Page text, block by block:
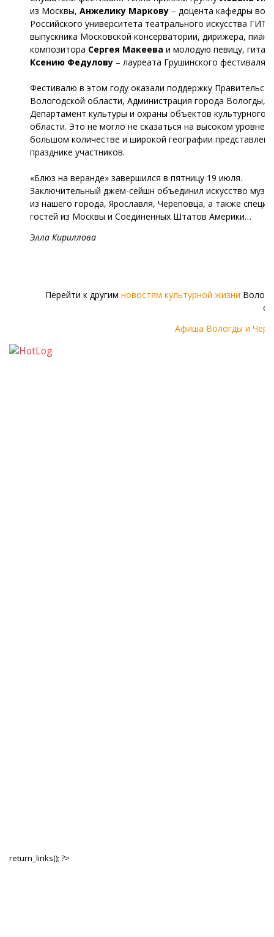
из Москвы, Анжелику Маркову – доцента кафедры
Российского университета театрального искусства
выпускника Московской консерватории, дирижера,
композитора Сергея Макеева и молодую певицу,
Ксению Федулову – лауреата Грушинского фестиваля.
Фестивалю в этом году оказали поддержку
Вологодской области, Администрация города Вологды,
Департамент культуры и охраны объектов культурного
области. Это не могло не сказаться на высоком уровне,
большом количестве и широкой географии
празднике участников.
«Блюз на веранде» завершился в пятницу 19 июля.
Заключительный джем-сейшн объединил искусство
из нашего города, Ярославля, Череповца, а также
гостей из Москвы и Соединенных Штатов Америки…
Элла Кириллова
Перейти к другим новостям культурной жизни
Афиша Вологды и
return_links(); ?>